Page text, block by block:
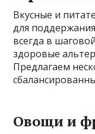
Вкусные и
для
всегда в
здоровые
Предлагаем
Овощи и